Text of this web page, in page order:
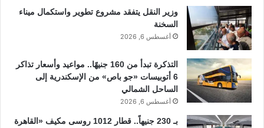
وزير النقل يتفقد مشروع تطوير واستكمال ميناء
السخنة
أغسطس 6, 2026
التذكرة تبدأ من 160 جنيهًا.. مواعيد وأسعار تذاكر
6 أتوبيسات «جو باص» من الإسكندرية إلى
الساحل الشمالي
أغسطس 6, 2026
بـ 230 جنيهاً.. قطار 1012 روسى مكيف «القاهرة